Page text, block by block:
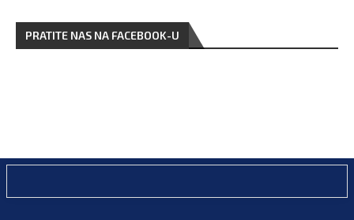
PRATITE NAS NA FACEBOOK-U